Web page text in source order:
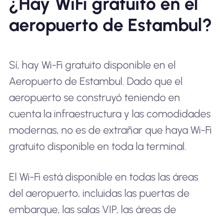
aeropuerto de Estambul?
Sí, hay Wi-Fi gratuito disponible en el
Aeropuerto de Estambul. Dado que el
aeropuerto se construyó teniendo en
cuenta la infraestructura y las comodidades
modernas, no es de extrañar que haya Wi-Fi
gratuito disponible en toda la terminal.
El Wi-Fi está disponible en todas las áreas
del aeropuerto, incluidas las puertas de
embarque, las salas VIP, las áreas de